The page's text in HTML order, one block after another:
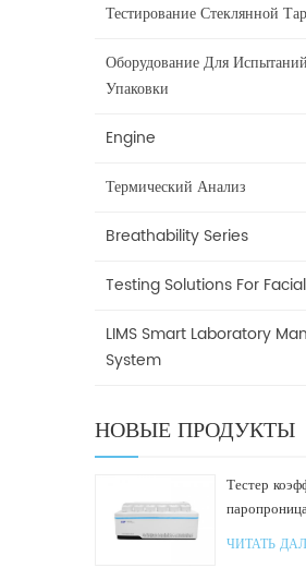
Тестирование Стеклянной
Оборудование Для
Упаковки
Engine
Термический Анализ
Breathability Series
Testing Solutions For
LIMS Smart Laboratory
System
НОВЫЕ ПРОДУКТЫ
Тестер
2.0
ЧИТАТЬ